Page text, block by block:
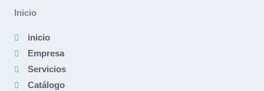
Inicio
inicio
Empresa
Servicios
Catálogo